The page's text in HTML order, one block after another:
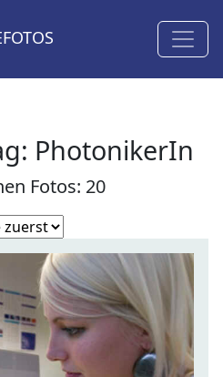
PhotonikerIn
Fotos: 20